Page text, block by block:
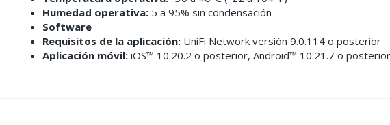
Humedad operativa: 5 a 95% sin condensación
Software
Requisitos de la aplicación: UniFi Network versión 9.0.114 o posterior
Aplicación móvil: iOS™ 10.20.2 o posterior, Android™ 10.21.7 o posterior